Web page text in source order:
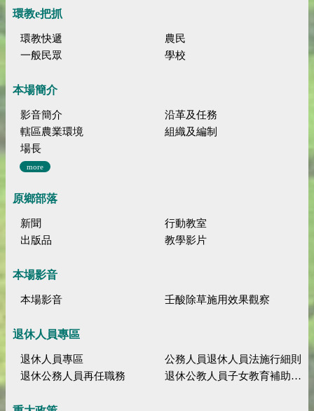
環教e把抓
環教快遞
農民
一般民眾
學校
本場簡介
影音簡介
沿革及任務
轄區農業環境
組織及編制
場長
more
原鄉部落
新聞
行動教室
出版品
教學影片
本場影音
本場影音 壬酸除草施用效果觀察
退休人員專區
退休人員專區
公務人員退休人員法施行細則
退休公務人員再任職務
退休公教人員子女教育補助規定